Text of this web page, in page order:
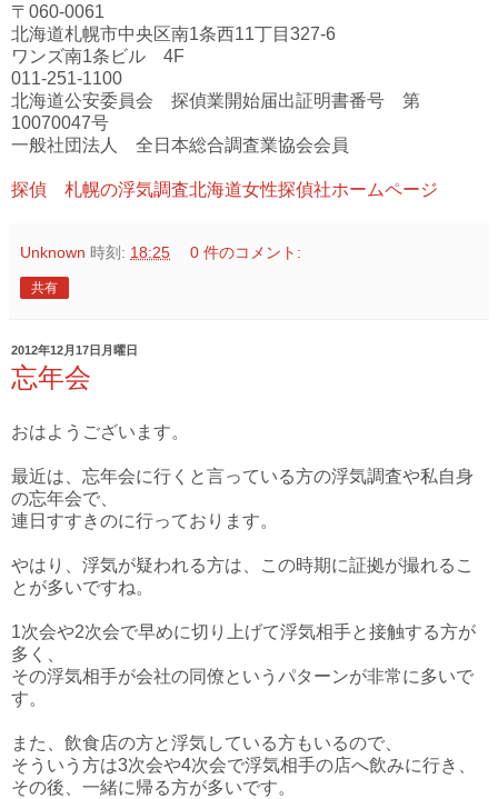
〒060-0061
北海道札幌市中央区南1条西11丁目327-6
ワンズ南1条ビル 4F
011-251-1100
北海道公安委員会 探偵業開始届出証明書番号 第
10070047号
一般社団法人 全日本総合調査業協会会員
探偵 札幌の浮気調査北海道女性探偵社ホームページ
Unknown 時刻: 18:25 0 件のコメント:
共有
2012年12月17日月曜日
忘年会
おはようございます。
最近は、忘年会に行くと言っている方の浮気調査や私自身
の忘年会で、
連日すすきのに行っております。
やはり、浮気が疑われる方は、この時期に証拠が撮れるこ
とが多いですね。
1次会や2次会で早めに切り上げて浮気相手と接触する方が
多く、
その浮気相手が会社の同僚というパターンが非常に多いで
す。
また、飲食店の方と浮気している方もいるので、
そういう方は3次会や4次会で浮気相手の店へ飲みに行き、
その後、一緒に帰る方が多いです。